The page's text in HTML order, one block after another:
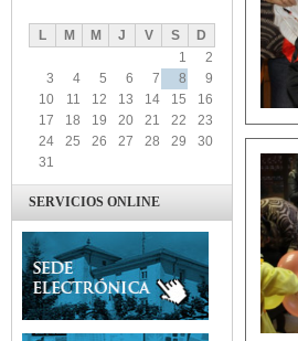
L M M J V S
D
1
2
3
4 5 6 7 8
9
10
11 12 13 14 15
16
17
18 19 20 21 22
23
24
25 26 27 28 29
30
31
SERVICIOS ONLINE